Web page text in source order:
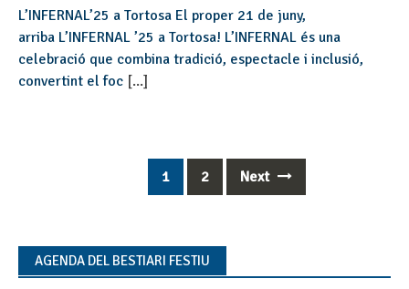
L’INFERNAL’25 a Tortosa El proper 21 de juny,
arriba L’INFERNAL ’25 a Tortosa! L’INFERNAL és una
celebració que combina tradició, espectacle i inclusió,
convertint el foc [...]
1 2 Next
AGENDA DEL BESTIARI FESTIU